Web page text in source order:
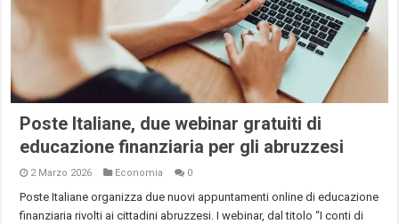
Poste Italiane, due webinar gratuiti di
educazione finanziaria per gli abruzzesi
2 Marzo 2026 Economia 0
Poste Italiane organizza due nuovi appuntamenti online di educazione
finanziaria rivolti ai cittadini abruzzesi. I webinar, dal titolo “I conti di